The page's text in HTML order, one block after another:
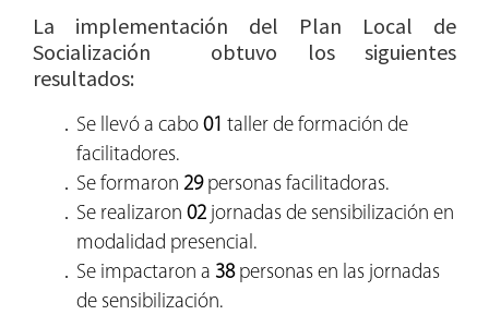
La implementación del Plan Local de
Socialización obtuvo los siguientes
resultados:
Se llevó a cabo 01 taller de formación de
facilitadores.
Se formaron 29personas facilitadoras.
Se realizaron 02 jornadas de sensibilización en
modalidad presencial.
Se impactaron a 38personas en las jornadas
de sensibilización.